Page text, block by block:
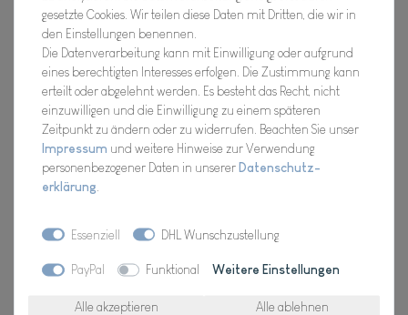
Hersteller
Artikel Nr.:
10-10870-002
34,98 EUR*
Inhalt1Stück
gesetzte Cookies. Wir teilen diese Daten mit Dritten, die wir in
den Einstellungen benennen.
Die Datenverarbeitung kann mit Einwilligung oder aufgrund
eines berechtigten Interesses erfolgen. Die Zustimmung kann
erteilt oder abgelehnt werden. Es besteht das Recht, nicht
einzuwilligen und die Einwilligung zu einem späteren
Zeitpunkt zu ändern oder zu widerrufen. Beachten Sie unser
Impressum und weitere Hinweise zur Verwendung
personenbezogener Daten in unsererDaten­schutz­
erklärung
Essenziell DHL Wunschzustellung
PayPal Funktional Weitere Einstellungen
Alle akzeptieren Alle ablehnen